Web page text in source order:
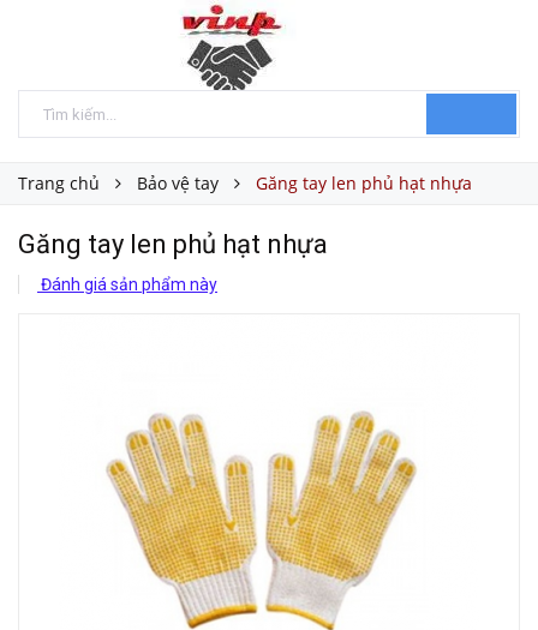
Trang chủ Bảo vệ tay Găng tay len phủ hạt nhựa
Găng tay len phủ hạt nhựa
Đánh giá sản phẩm này